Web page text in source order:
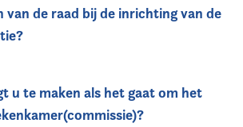
van de raad bij de inrichting van de
u te maken als het gaat om het